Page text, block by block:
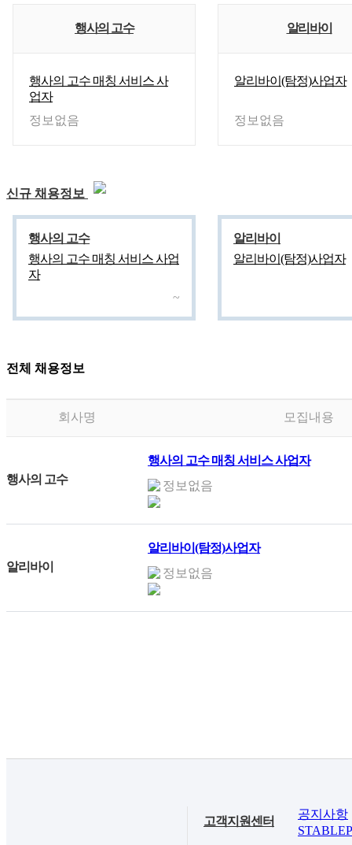
행사의 고수
행사의 고수 매칭 서비스 사
업자
정보없음
알리바이
알리바이(탐정)사업자
정보없음
신규 채용정보
행사의 고수
행사의 고수 매칭 서비스 사업
자
~
알리바이
알리바이(탐정)사업자
전체 채용정보
회사명 모집내용
행사의 고수
행사의 고수 매칭 서비스 사업자
정보없음
알리바이
알리바이(탐정)사업자
정보없음
고객지원센터
공지사항